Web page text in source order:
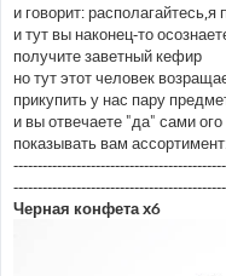
и говорит:
и тут вы наконец-то
получите заветный кефир
но тут этот человек
прикупить у нас пару
и вы отвечаете "да" сами
показывать вам
Черная конфета х6